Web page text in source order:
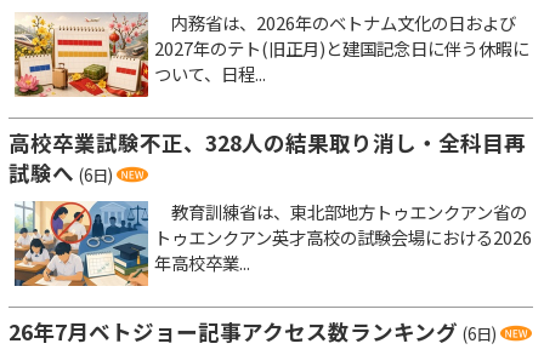
内務省は、2026年のベトナム文化の日および
2027年のテト(旧正月)と建国記念日に伴う休暇に
ついて、日程...
高校卒業試験不正、328人の結果取り消し・全科目再
試験へ (6日)
教育訓練省は、東北部地方トゥエンクアン省の
トゥエンクアン英才高校の試験会場における2026
年高校卒業...
26年7月ベトジョー記事アクセス数ランキング (6日)